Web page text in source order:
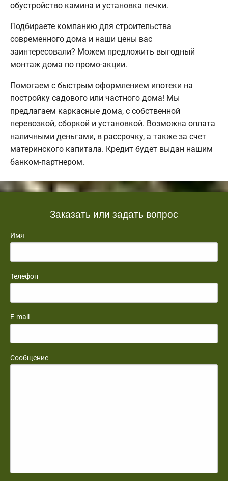
обустройство камина и установка печки.
Подбираете компанию для строительства
современного дома и наши цены вас
заинтересовали? Можем предложить выгодный
монтаж дома по промо-акции.
Помогаем с быстрым оформлением ипотеки на
постройку садового или частного дома! Мы
предлагаем каркасные дома, с собственной
перевозкой, сборкой и установкой. Возможна оплата
наличными деньгами, в рассрочку, а также за счет
материнского капитала. Кредит будет выдан нашим
банком-партнером.
Заказать или задать вопрос
Имя
Телефон
E-mail
Сообщение